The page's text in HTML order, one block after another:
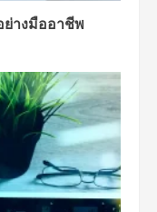
างมืออาชีพ